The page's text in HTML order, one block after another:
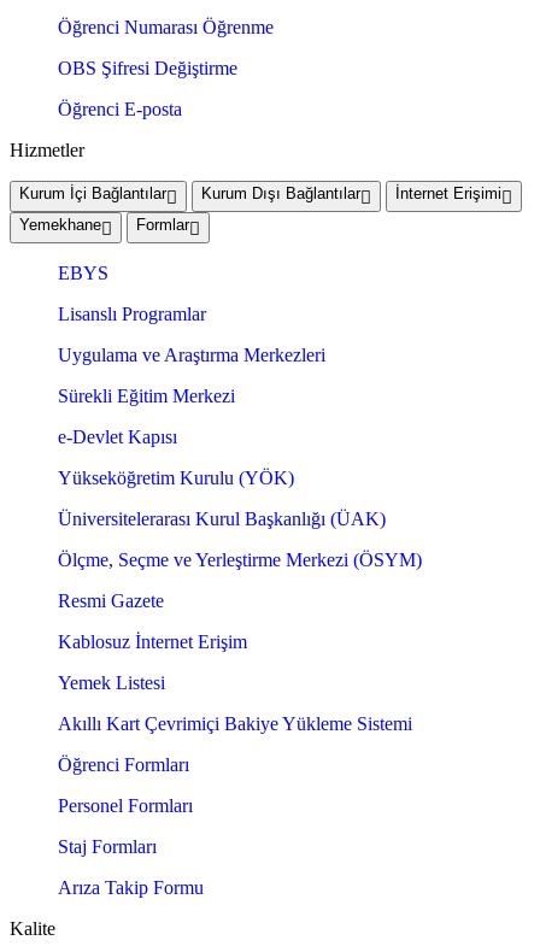
Öğrenci Numarası Öğrenme
OBS Şifresi Değiştirme
Öğrenci E-posta
Hizmetler
Kurum İçi Bağlantılar Kurum Dışı Bağlantılar
İnternet Erişimi
Yemekhane
Formlar
EBYS
Lisanslı Programlar
Uygulama ve Araştırma Merkezleri
Sürekli Eğitim Merkezi
e-Devlet Kapısı
Yükseköğretim Kurulu (YÖK)
Üniversitelerarası Kurul Başkanlığı (ÜAK)
Ölçme, Seçme ve Yerleştirme Merkezi (ÖSYM)
Resmi Gazete
Kablosuz İnternet Erişim
Yemek Listesi
Akıllı Kart Çevrimiçi Bakiye Yükleme Sistemi
Öğrenci Formları
Personel Formları
Staj Formları
Arıza Takip Formu
Kalite